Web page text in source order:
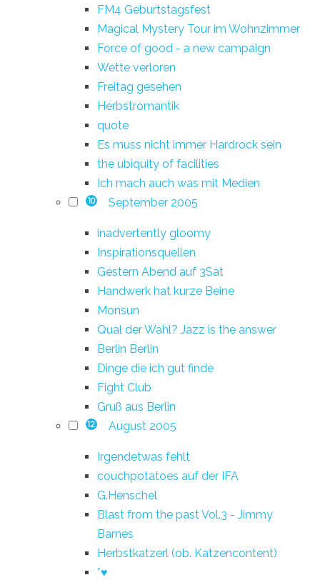
FM4 Geburtstagsfest
Magical Mystery Tour im Wohnzimmer
Force of good - a new campaign
Wette verloren
Freitag gesehen
Herbstromantik
quote
Es muss nicht immer Hardrock sein
the ubiquity of facilities
Ich mach auch was mit Medien
10 September 2005
inadvertently gloomy
Inspirationsquellen
Gestern Abend auf 3Sat
Handwerk hat kurze Beine
Monsun
Qual der Wahl? Jazz is the answer
Berlin Berlin
Dinge die ich gut finde
Fight Club
Gruß aus Berlin
12 August 2005
Irgendetwas fehlt
couchpotatoes auf der IFA
G.Henschel
Blast from the past Vol.3 - Jimmy
Barnes
Herbstkatzerl (ob. Katzencontent)
*♥